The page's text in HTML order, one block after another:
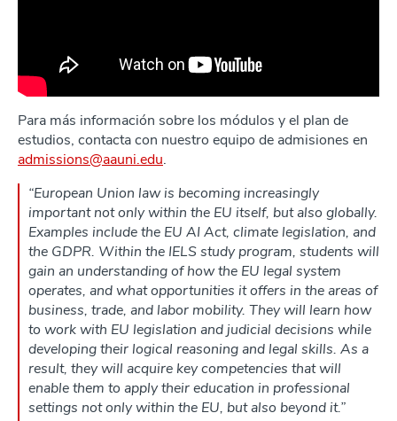
Para más información sobre los módulos y el plan de
estudios, contacta con nuestro equipo de admisiones en
admissions@aauni.edu.
“European Union law is becoming increasingly
important not only within the EU itself, but also globally.
Examples include the EU AI Act, climate legislation, and
the GDPR. Within the IELS study program, students will
gain an understanding of how the EU legal system
operates, and what opportunities it offers in the areas of
business, trade, and labor mobility. They will learn how
to work with EU legislation and judicial decisions while
developing their logical reasoning and legal skills. As a
result, they will acquire key competencies that will
enable them to apply their education in professional
settings not only within the EU, but also beyond it.”